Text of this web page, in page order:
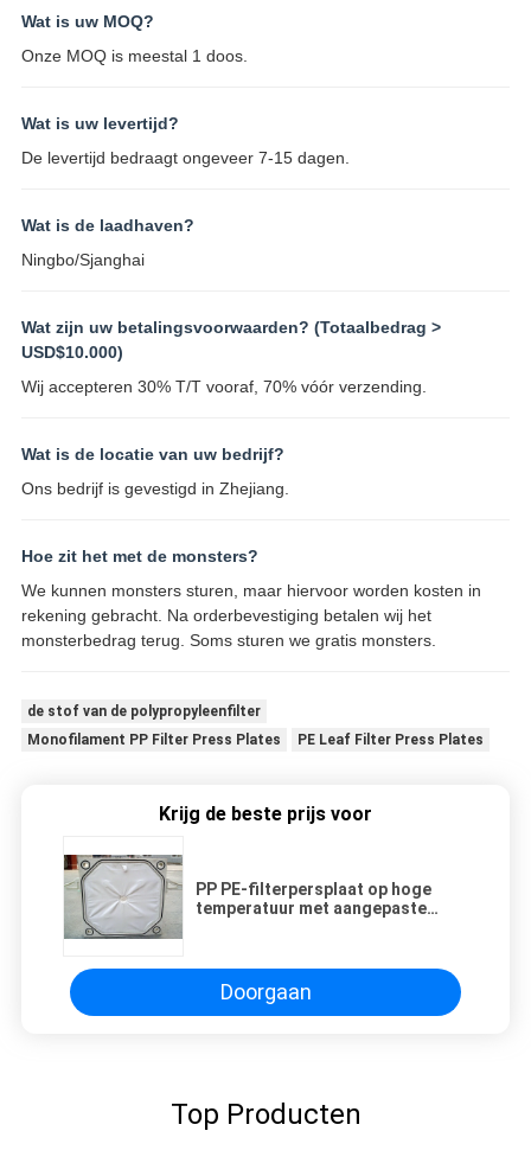
Wat is uw MOQ?
Onze MOQ is meestal 1 doos.
Wat is uw levertijd?
De levertijd bedraagt ​​ongeveer 7-15 dagen.
Wat is de laadhaven?
Ningbo/Sjanghai
Wat zijn uw betalingsvoorwaarden? (Totaalbedrag >
USD$10.000)
Wij accepteren 30% T/T vooraf, 70% vóór verzending.
Wat is de locatie van uw bedrijf?
Ons bedrijf is gevestigd in Zhejiang.
Hoe zit het met de monsters?
We kunnen monsters sturen, maar hiervoor worden kosten in
rekening gebracht. Na orderbevestiging betalen wij het
monsterbedrag terug. Soms sturen we gratis monsters.
de stof van de polypropyleenfilter
Monofilament PP Filter Press Plates
PE Leaf Filter Press Plates
Krijg de beste prijs voor
PP PE-filterpersplaat op hoge
temperatuur met aangepaste
Doorgaan
Top Producten